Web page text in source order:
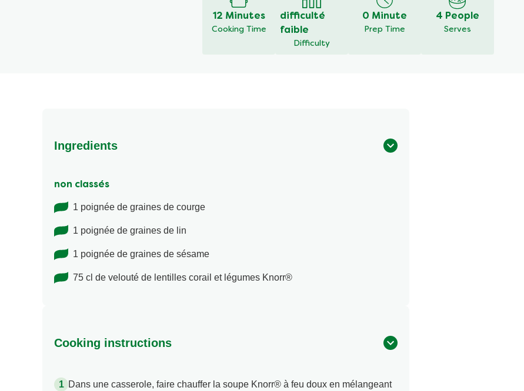
12 Minutes
Cooking Time
difficulté
faible
Difficulty
0 Minute
Prep Time
4 People
Serves
Ingredients
non classés
1 poignée de graines de courge
1 poignée de graines de lin
1 poignée de graines de sésame
75 cl de velouté de lentilles corail et légumes Knorr®
Cooking instructions
Dans une casserole, faire chauffer la soupe Knorr® à feu doux en mélangeant